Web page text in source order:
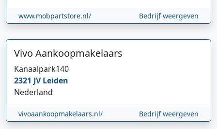
www.mobpartstore.nl/ Bedrijf weergeven
Vivo Aankoopmakelaars
Kanaalpark140
2321 JVLeiden
Nederland
vivoaankoopmakelaars.nl/ Bedrijf weergeven